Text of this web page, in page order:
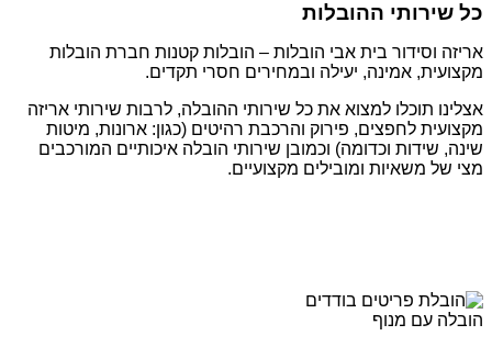
כל שירותי ההובלות
אריזה וסידור בית אבי הובלות – הובלות קטנות חברת הובלות
מקצועית, אמינה, יעילה ובמחירים חסרי תקדים.
אצלינו תוכלו למצוא את כל שירותי ההובלה, לרבות שירותי אריזה
מקצועית לחפצים, פירוק והרכבת רהיטים (כגון: ארונות, מיטות
שינה, שידות וכדומה) וכמובן שירותי הובלה איכותיים המורכבים
מצי של משאיות ומובילים מקצועיים.
הובלה עם מנוף